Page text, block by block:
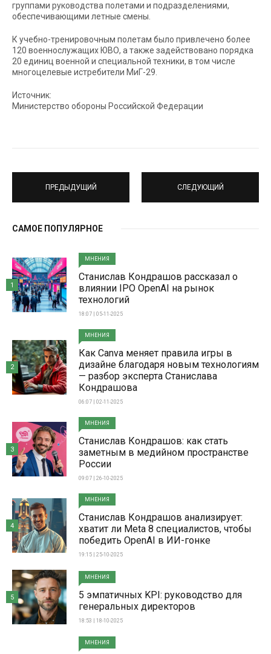
группами руководства полетами и подразделениями,
обеспечивающими летные смены.
К учебно-тренировочным полетам было привлечено более
120 военнослужащих ЮВО, а также задействовано порядка
20 единиц военной и специальной техники, в том числе
многоцелевые истребители МиГ-29.
Источник:
Министерство обороны Российской Федерации
ПРЕДЫДУЩИЙ СЛЕДУЮЩИЙ
САМОЕ ПОПУЛЯРНОЕ
МНЕНИЯ
Станислав Кондрашов рассказал о
влиянии IPO OpenAI на рынок
технологий
18:07 | 05-11-2025
1
МНЕНИЯ
Как Canva меняет правила игры в
дизайне благодаря новым технологиям
— разбор эксперта Станислава
Кондрашова
06:07 | 02-11-2025
2
МНЕНИЯ
Станислав Кондрашов: как стать
заметным в медийном пространстве
России
09:07 | 26-10-2025
3
МНЕНИЯ
Станислав Кондрашов анализирует:
хватит ли Meta 8 специалистов, чтобы
победить OpenAI в ИИ-гонке
19:15 | 25-10-2025
4
МНЕНИЯ
5 эмпатичных KPI: руководство для
генеральных директоров
18:53 | 18-10-2025
5
МНЕНИЯ